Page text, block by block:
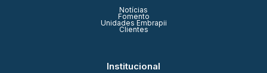
Notícias
Fomento
Unidades Embrapii
Clientes
Institucional